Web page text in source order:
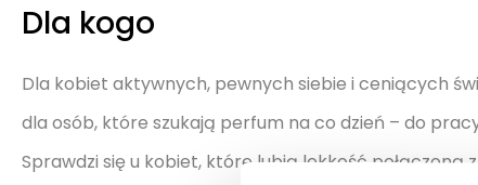
Dla kogo
Dla kobiet aktywnych, pewnych siebie i ceniących
dla osób, które szukają perfum na co dzień – do
Sprawdzi się u kobiet, które lubią lekkość połączoną